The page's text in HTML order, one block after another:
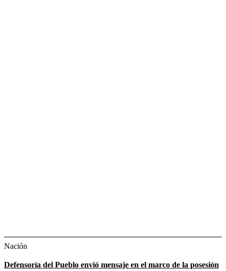
Nación
Defensoría del Pueblo envió mensaje en el marco de la posesión